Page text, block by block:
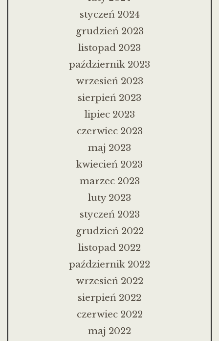
styczeń 2024
grudzień 2023
listopad 2023
październik 2023
wrzesień 2023
sierpień 2023
lipiec 2023
czerwiec 2023
maj 2023
kwiecień 2023
marzec 2023
luty 2023
styczeń 2023
grudzień 2022
listopad 2022
październik 2022
wrzesień 2022
sierpień 2022
czerwiec 2022
maj 2022